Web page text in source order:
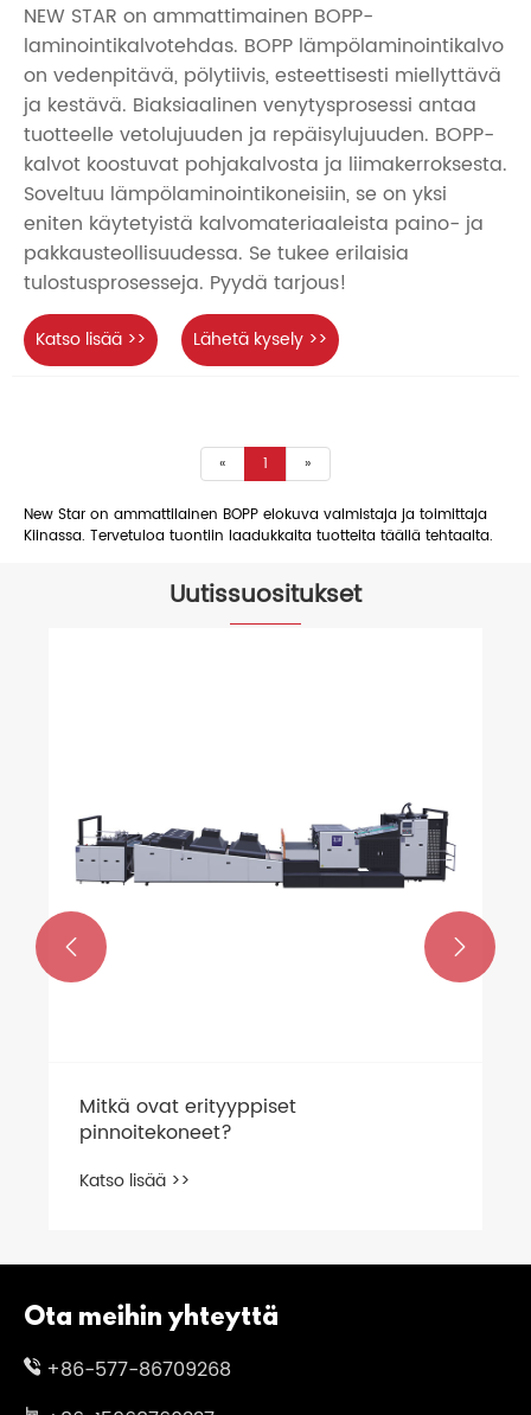
NEW STAR on ammattimainen BOPP-
laminointikalvotehdas. BOPP lämpölaminointikalvo
on vedenpitävä, pölytiivis, esteettisesti miellyttävä
ja kestävä. Biaksiaalinen venytysprosessi antaa
tuotteelle vetolujuuden ja repäisylujuuden. BOPP-
kalvot koostuvat pohjakalvosta ja liimakerroksesta.
Soveltuu lämpölaminointikoneisiin, se on yksi
eniten käytetyistä kalvomateriaaleista paino- ja
pakkausteollisuudessa. Se tukee erilaisia ​​
tulostusprosesseja. Pyydä tarjous!
Katso lisää >> Lähetä kysely >>
« 1 »
New Star on ammattilainen BOPP elokuva valmistaja ja toimittaja
Kiinassa. Tervetuloa tuontiin laadukkaita tuotteita täällä tehtaalta.
Uutissuositukset
Mitkä ovat erityyppiset
pinnoitekoneet?
Katso lisää >>
 
Ota meihin yhteyttä
+86-577-86709268